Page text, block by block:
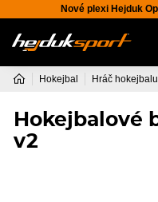
Nové plexi Hejduk
Hokejbal Hráč hokejbalu
Hokejbalové
v2